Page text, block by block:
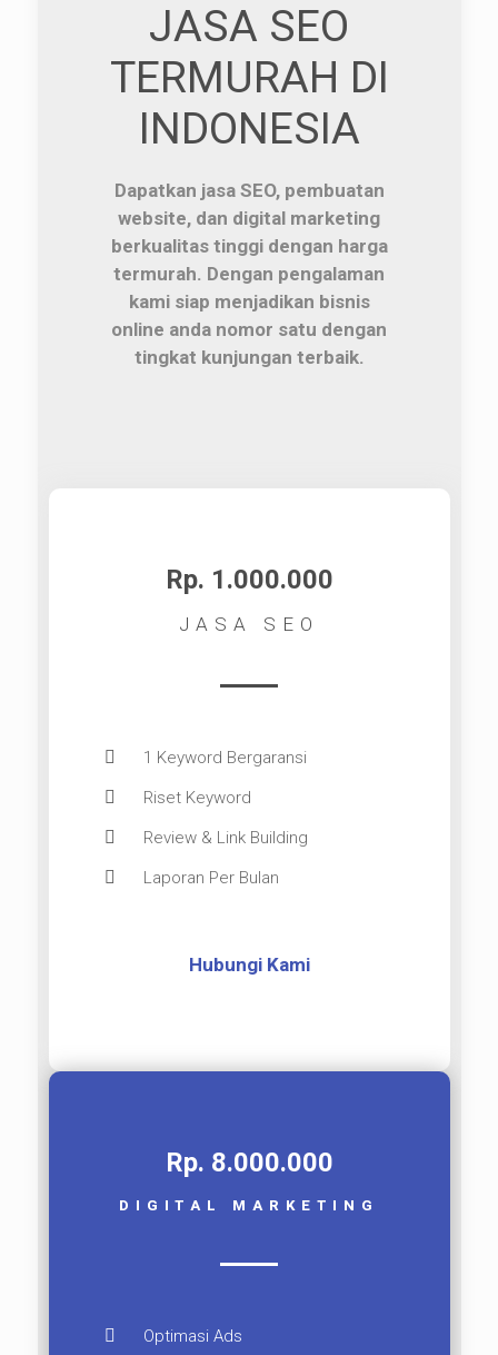
JASA SEO
TERMURAH DI
INDONESIA
Dapatkan jasa SEO, pembuatan
website, dan digital marketing
berkualitas tinggi dengan harga
termurah. Dengan pengalaman
kami siap menjadikan bisnis
online anda nomor satu dengan
tingkat kunjungan terbaik.
Rp. 1.000.000
JASA SEO
1 Keyword Bergaransi
Riset Keyword
Review & Link Building
Laporan Per Bulan
Hubungi Kami
Rp. 8.000.000​
DIGITAL MARKETING
Optimasi Ads